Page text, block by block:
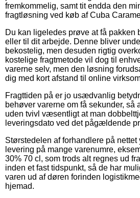
fremkommelig, samt tit endda den
fragtløsning ved køb af Cuba
Du kan ligeledes prøve at få pakken
eller til dit arbejde. Denne bliver
bekostelig, men desuden rigtig
kostelige fragtmetode vil dog til
varerne selv, men den løsning
dig med kort afstand til online
Fragttiden på er jo usædvanlig
behøver varerne om få sekunder, så
uden tvivl væsentligt at man
leveringsdato ved det pågældende
Størstedelen af forhandlere på nettet
levering på mange varenumre,
30% 70 cl, som trods alt regnes ud
inden et fast tidspunkt, så de har
varen ud af døren forinden
hjemad.